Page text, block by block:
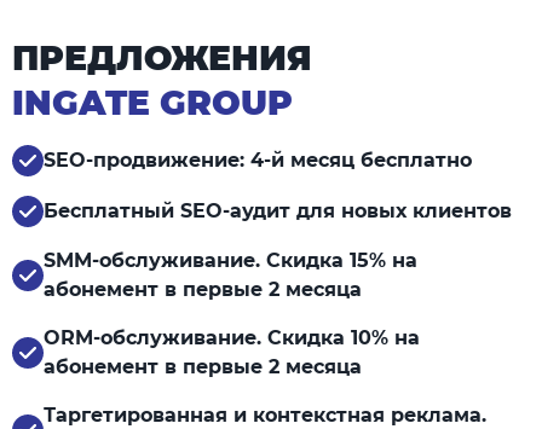
ПРЕДЛОЖЕНИЯ
INGATE GROUP
SEO-продвижение: 4-й месяц бесплатно
Бесплатный SEO-аудит для новых клиентов
SMM-обслуживание. Скидка 15% на
абонемент в первые 2 месяца
ORM-обслуживание. Скидка 10% на
абонемент в первые 2 месяца
Таргетированная и контекстная реклама.